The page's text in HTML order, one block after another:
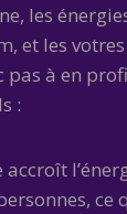
les
et les
pas à en
:
accroît
ce